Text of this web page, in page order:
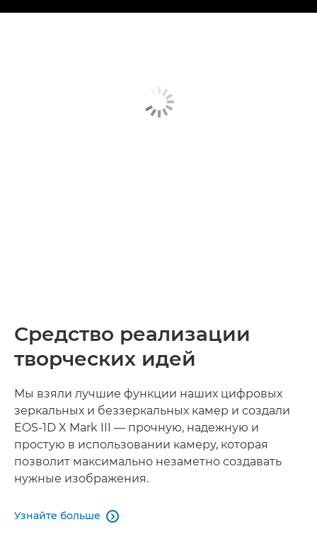
Средство реализации
творческих идей
Мы взяли лучшие функции наших цифровых
зеркальных и беззеркальных камер и создали
EOS-1D X Mark III — прочную, надежную и
простую в использовании камеру, которая
позволит максимально незаметно создавать
нужные изображения.
Узнайте больше 